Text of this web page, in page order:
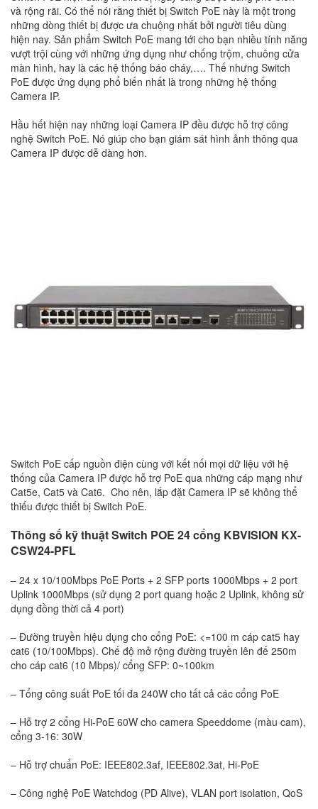
và rộng rãi. Có thể nói rằng thiết bị Switch PoE này là một trong
những dòng thiết bị được ưa chuộng nhất bởi người tiêu dùng
hiện nay. Sản phẩm Switch PoE mang tới cho bạn nhiều tính năng
vượt trội cùng với những ứng dụng như chống trộm, chuông cửa
màn hình, hay là các hệ thống báo cháy,…. Thế nhưng Switch
PoE được ứng dụng phổ biến nhất là trong những hệ thống
Camera IP.
Hầu hết hiện nay những loại Camera IP đều được hỗ trợ công
nghệ Switch PoE. Nó giúp cho bạn giám sát hình ảnh thông qua
Camera IP được dễ dàng hơn.
Switch PoE cấp nguồn điện cùng với kết nối mọi dữ liệu với hệ
thống của Camera IP được hỗ trợ PoE qua những cáp mạng như
Cat5e, Cat5 và Cat6. Cho nên, lắp đặt Camera IP sẽ không thể
thiếu được thiết bị Switch PoE.
Thông số kỹ thuật Switch POE 24 cổng KBVISION KX-
CSW24-PFL
– 24 x 10/100Mbps PoE Ports + 2 SFP ports 1000Mbps + 2 port
Uplink 1000Mbps (sử dụng 2 port quang hoặc 2 Uplink, không sử
dụng đồng thời cả 4 port)
– Đường truyền hiệu dụng cho cổng PoE: <=100 m cáp cat5 hay
cat6 (10/100Mbps). Chế độ mở rộng đường truyền lên đế 250m
cho cáp cat6 (10 Mbps)/ cổng SFP: 0~100km
– Tổng công suất PoE tối đa 240W cho tất cả các cổng PoE
– Hỗ trợ 2 cổng Hi-PoE 60W cho camera Speeddome (màu cam),
cổng 3-16: 30W
– Hỗ trợ chuẩn PoE: IEEE802.3af, IEEE802.3at, Hi-PoE
– Công nghệ PoE Watchdog (PD Alive), VLAN port isolation, QoS